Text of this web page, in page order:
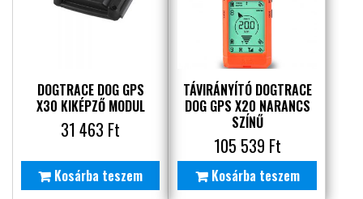
DOGTRACE DOG GPS
X30 KIKÉPZŐ MODUL
31 463 Ft
Kosárba teszem
TÁVIRÁNYÍTÓ DOGTRACE
DOG GPS X20 NARANCS
SZÍNŰ
105 539 Ft
Kosárba teszem